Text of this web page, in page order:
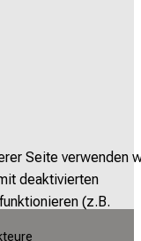
Seite verwenden
deaktivierten
(z.B.